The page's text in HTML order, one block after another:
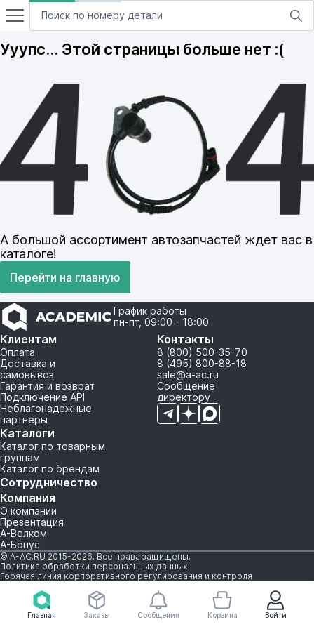
Главная Войти
Заказы Сообщения Корзина
Ууупс… Этой страницы больше нет :(
А большой ассортимент автозапчастей ждет вас в
каталоге!
Перейти на главную
График работы
пн-пт, 09:00 - 18:00
Клиентам
Оплата
Доставка и
самовывоз
Гарантия и возврат
Подключение API
Неблагонадежные
партнеры
Каталоги
Каталог по товарным
группам
Каталог по брендам
Сотрудничество
Компания
О компании
Презентация
А-Велком
А-Бонус
Контакты
8 (800) 500-35-70
8 (495) 800-88-18
sale@a-ac.ru
Сообщение
директору
© A-AC.RU 2015-2026. Все права защищены.
Политика обработки персональных данных
Горячая линия корпоративного регулирования и контроля